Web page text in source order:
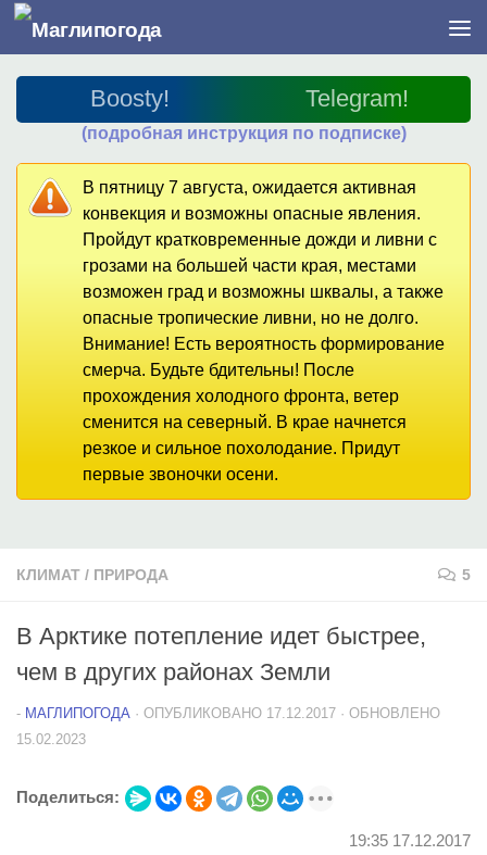
Перейти к содержимому
Boosty! Telegram!
(подробная инструкция по подписке)
В пятницу 7 августа, ожидается активная
конвекция и возможны опасные явления.
Пройдут кратковременные дожди и ливни с
грозами на большей части края, местами
возможен град и возможны шквалы, а также
опасные тропические ливни, но не долго.
Внимание! Есть вероятность формирование
смерча. Будьте бдительны! После
прохождения холодного фронта, ветер
сменится на северный. В крае начнется
резкое и сильное похолодание. Придут
первые звоночки осени.
КЛИМАТ / ПРИРОДА 5
В Арктике потепление идет быстрее,
чем в других районах Земли
- МАГЛИПОГОДА · ОПУБЛИКОВАНО 17.12.2017 · ОБНОВЛЕНО
15.02.2023
Поделиться:
19:35 17.12.2017